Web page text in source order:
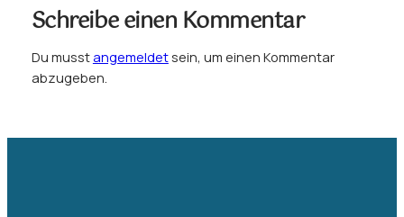
Schreibe einen Kommentar
Du musstangemeldetsein, um einen Kommentar
abzugeben.